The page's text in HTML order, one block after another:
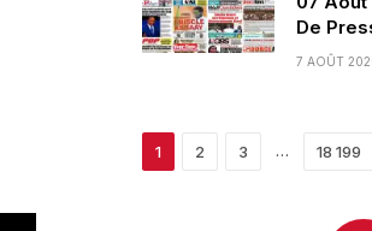
De
7 AOÛT
1 2 3 … 18 199